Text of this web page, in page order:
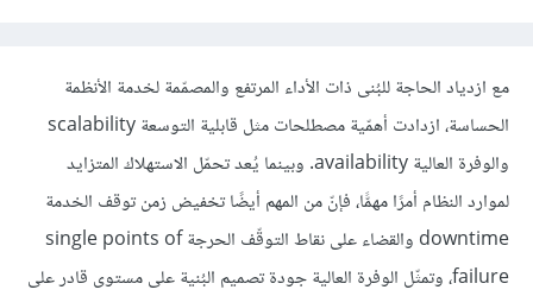
مع ازدياد الحاجة للبُنى ذات الأداء المرتفع والمصمّمة لخدمة الأنظمة
الحساسة، ازدادت أهمّية مصطلحات مثل قابلية التوسعة scalability
والوفرة العالية availability. وبينما يُعد تحمّل الاستهلاك المتزايد
لموارد النظام أمرًا مهمًّا، فإنّ من المهم أيضًا تخفيض زمن توقف الخدمة
downtime والقضاء على نقاط التوقّف الحرجة single points of
failure، وتمثّل الوفرة العالية جودة تصميم البُنية على مستوى قادر على